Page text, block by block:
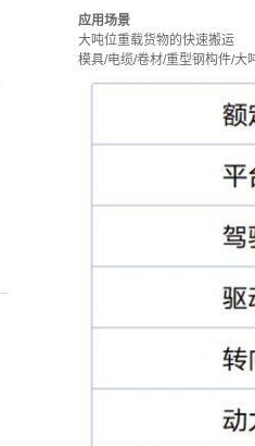
应用场景
大吨位重载货物的快速搬运
模具/电缆/卷材/重型钢构件/大